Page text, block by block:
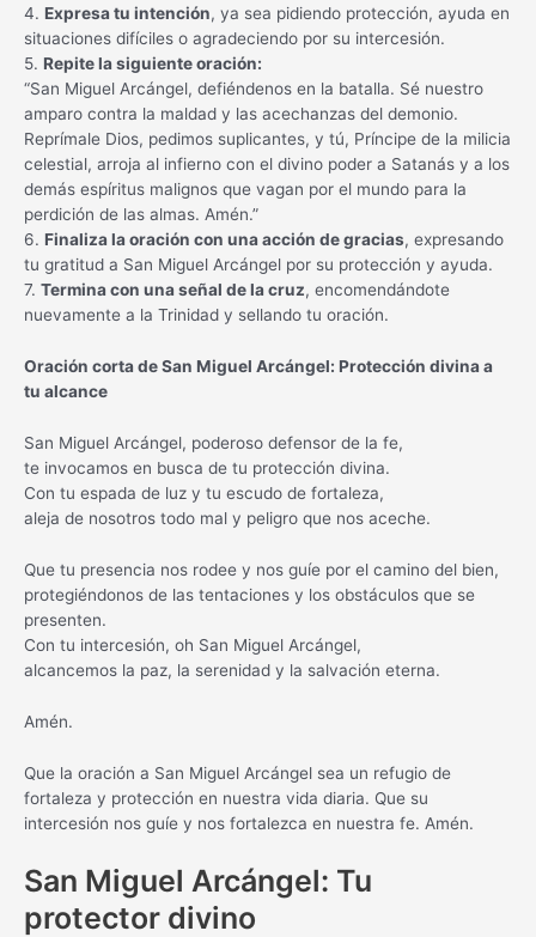
4. Expresa tu intención, ya sea pidiendo protección, ayuda en
situaciones difíciles o agradeciendo por su intercesión.
5. Repite la siguiente oración:
“San Miguel Arcángel, defiéndenos en la batalla. Sé nuestro
amparo contra la maldad y las acechanzas del demonio.
Reprímale Dios, pedimos suplicantes, y tú, Príncipe de la milicia
celestial, arroja al infierno con el divino poder a Satanás y a los
demás espíritus malignos que vagan por el mundo para la
perdición de las almas. Amén.”
6. Finaliza la oración con una acción de gracias, expresando
tu gratitud a San Miguel Arcángel por su protección y ayuda.
7. Termina con una señal de la cruz, encomendándote
nuevamente a la Trinidad y sellando tu oración.
Oración corta de San Miguel Arcángel: Protección divina a
tu alcance
San Miguel Arcángel, poderoso defensor de la fe,
te invocamos en busca de tu protección divina.
Con tu espada de luz y tu escudo de fortaleza,
aleja de nosotros todo mal y peligro que nos aceche.
Que tu presencia nos rodee y nos guíe por el camino del bien,
protegiéndonos de las tentaciones y los obstáculos que se
presenten.
Con tu intercesión, oh San Miguel Arcángel,
alcancemos la paz, la serenidad y la salvación eterna.
Amén.
Que la oración a San Miguel Arcángel sea un refugio de
fortaleza y protección en nuestra vida diaria. Que su
intercesión nos guíe y nos fortalezca en nuestra fe. Amén.
San Miguel Arcángel: Tu
protector divino